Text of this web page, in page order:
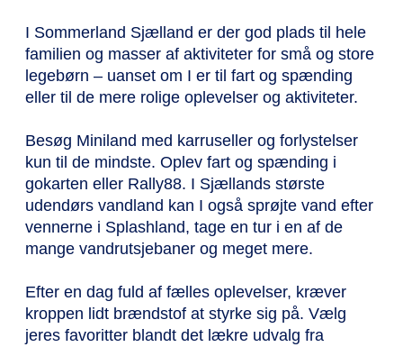
I Sommerland Sjælland er der god plads til hele
familien og masser af aktiviteter for små og store
legebørn – uanset om I er til fart og spænding
eller til de mere rolige oplevelser og aktiviteter.
Besøg Miniland med karruseller og forlystelser
kun til de mindste. Oplev fart og spænding i
gokarten eller Rally88. I Sjællands største
udendørs vandland kan I også sprøjte vand efter
vennerne i Splashland, tage en tur i en af de
mange vandrutsjebaner og meget mere.
Efter en dag fuld af fælles oplevelser, kræver
kroppen lidt brændstof at styrke sig på. Vælg
jeres favoritter blandt det lækre udvalg fra